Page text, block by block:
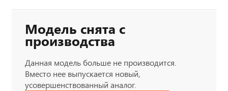
Модель снята с
производства
Данная модель больше не производится.
Вместо нее выпускается новый,
усовершенствованный аналог.